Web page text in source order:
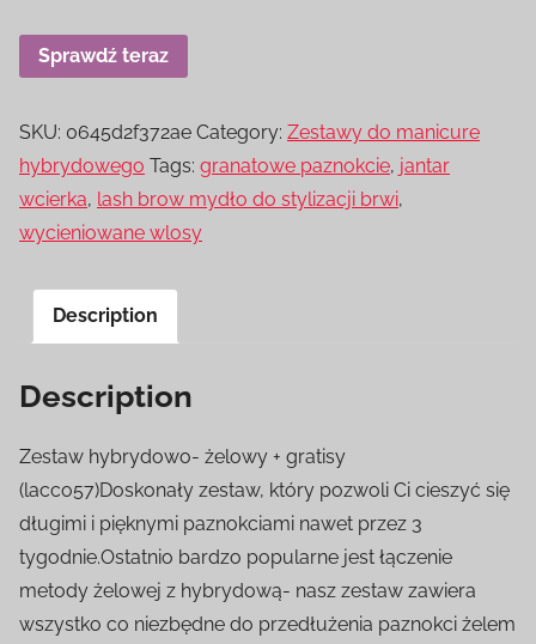
Sprawdź teraz
SKU: 0645d2f372ae Category: Zestawy do manicure
hybrydowego Tags: granatowe paznokcie, jantar
wcierka, lash brow mydło do stylizacji brwi,
wycieniowane wlosy
Description
Description
Zestaw hybrydowo- żelowy + gratisy
(lacco57)Doskonały zestaw, który pozwoli Ci cieszyć się
długimi i pięknymi paznokciami nawet przez 3
tygodnie.Ostatnio bardzo popularne jest łączenie
metody żelowej z hybrydową- nasz zestaw zawiera
wszystko co niezbędne do przedłużenia paznokci żelem